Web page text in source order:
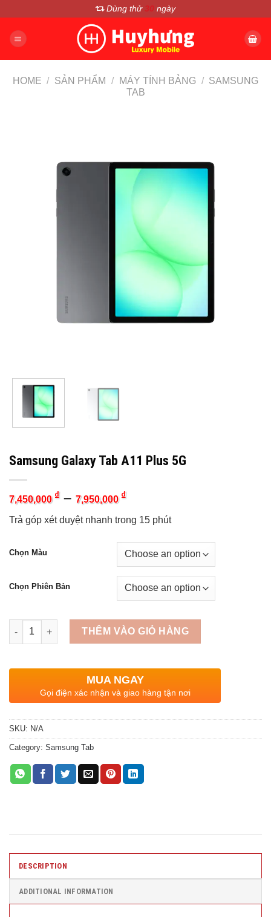
nội
Dùng thử 30 ngày
HOME / SẢN PHẨM / MÁY TÍNH BẢNG / SAMSUNG
TAB
Samsung Galaxy Tab A11 Plus 5G
7,450,000 ₫– 7,950,000 ₫
Trả góp xét duyệt nhanh trong 15 phút
Chọn Màu
Chọn Phiên Bản
Quantity
THÊM VÀO GIỎ HÀNG
MUA NGAY
Gọi điện xác nhận và giao hàng tận nơi
SKU: N/A
Category: Samsung Tab
DESCRIPTION
ADDITIONAL INFORMATION